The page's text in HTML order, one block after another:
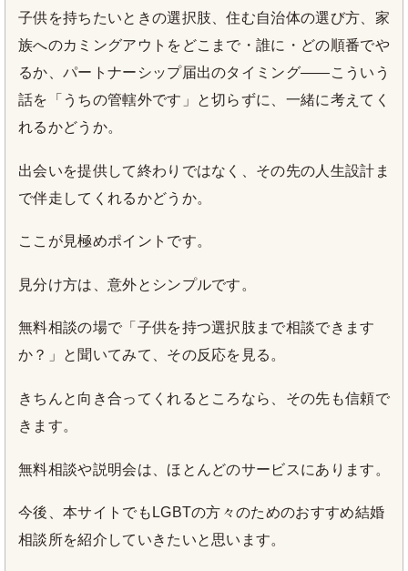
子供を持ちたいときの選択肢、住む自治体の選び方、家
族へのカミングアウトをどこまで・誰に・どの順番でや
るか、パートナーシップ届出のタイミング——こういう
話を「うちの管轄外です」と切らずに、一緒に考えてく
れるかどうか。
出会いを提供して終わりではなく、その先の人生設計ま
で伴走してくれるかどうか。
ここが見極めポイントです。
見分け方は、意外とシンプルです。
無料相談の場で「子供を持つ選択肢まで相談できます
か？」と聞いてみて、その反応を見る。
きちんと向き合ってくれるところなら、その先も信頼で
きます。
無料相談や説明会は、ほとんどのサービスにあります。
今後、本サイトでもLGBTの方々のためのおすすめ結婚
相談所を紹介していきたいと思います。